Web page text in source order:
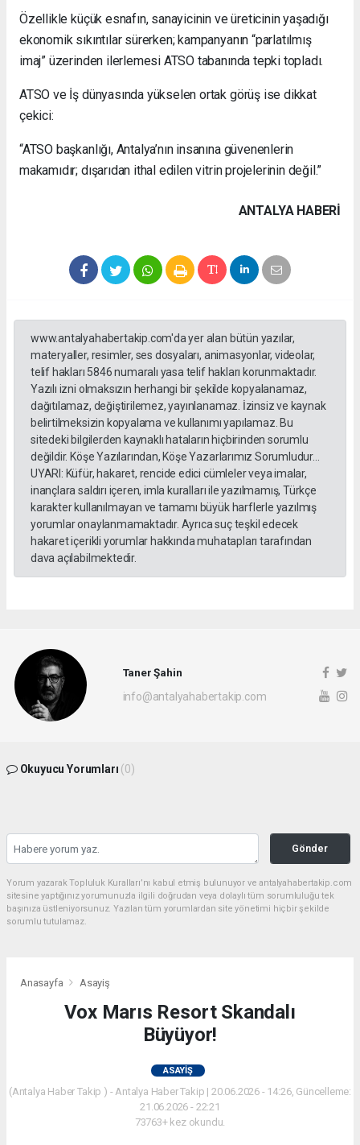
Özellikle küçük esnafın, sanayicinin ve üreticinin yaşadığı
ekonomik sıkıntılar sürerken; kampanyanın “parlatılmış
imaj” üzerinden ilerlemesi ATSO tabanında tepki topladı.
ATSO ve İş dünyasında yükselen ortak görüş ise dikkat
çekici:
“ATSO başkanlığı, Antalya’nın insanına güvenenlerin
makamıdır; dışarıdan ithal edilen vitrin projelerinin değil.”
ANTALYA HABERİ
www.antalyahabertakip.com'da yer alan bütün yazılar,
materyaller, resimler, ses dosyaları, animasyonlar, videolar,
telif hakları 5846 numaralı yasa telif hakları korunmaktadır.
Yazılı izni olmaksızın herhangi bir şekilde kopyalanamaz,
dağıtılamaz, değiştirilemez, yayınlanamaz. İzinsiz ve kaynak
belirtilmeksizin kopyalama ve kullanımı yapılamaz. Bu
sitedeki bilgilerden kaynaklı hataların hiçbirinden sorumlu
değildir. Köşe Yazılarından, Köşe Yazarlarımız Sorumludur...
UYARI: Küfür, hakaret, rencide edici cümleler veya imalar,
inançlara saldırı içeren, imla kuralları ile yazılmamış, Türkçe
karakter kullanılmayan ve tamamı büyük harflerle yazılmış
yorumlar onaylanmamaktadır. Ayrıca suç teşkil edecek
hakaret içerikli yorumlar hakkında muhatapları tarafından
dava açılabilmektedir.
Taner Şahin
info@antalyahabertakip.com
Okuyucu Yorumları (0)
Gönder
Yorum yazarak Topluluk Kuralları’nı kabul etmiş bulunuyor ve antalyahabertakip.com
sitesine yaptığınız yorumunuzla ilgili doğrudan veya dolaylı tüm sorumluluğu tek
başınıza üstleniyorsunuz. Yazılan tüm yorumlardan site yönetimi hiçbir şekilde
sorumlu tutulamaz.
Anasayfa Asayiş
Vox Marıs Resort Skandalı
Büyüyor!
ASAYIŞ
(Antalya Haber Takip ) - Antalya Haber Takip | 20.06.2026 - 14:26, Güncelleme:
21.06.2026 - 22:21
73763+ kez okundu.